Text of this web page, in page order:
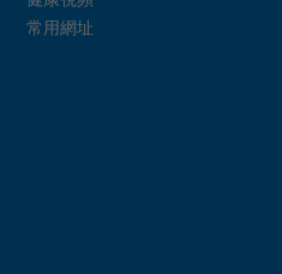
常用網址